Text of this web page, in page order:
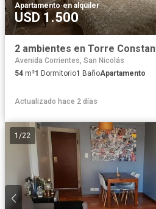
Apartamento·en alquiler
USD 1.500
Avenida Corrientes, San Nicolás
54 m²1 Dormitorio1 BañoApartamento
Actualizado hace 2 días
1 /22